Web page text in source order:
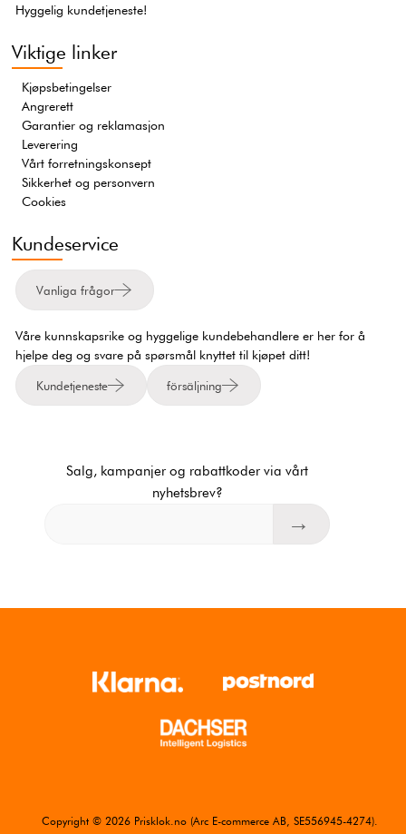
Hyggelig kundetjeneste!
Viktige linker
Kjøpsbetingelser
Angrerett
Garantier og reklamasjon
Leverering
Vårt forretningskonsept
Sikkerhet og personvern
Cookies
Kundeservice
Vanliga frågor
Våre kunnskapsrike og hyggelige kundebehandlere er her for å
hjelpe deg og svare på spørsmål knyttet til kjøpet ditt!
Kundetjeneste försäljning
Salg, kampanjer og rabattkoder via vårt
nyhetsbrev?
Copyright © 2026 Prisklok.no (Arc E-commerce AB, SE556945-4274).